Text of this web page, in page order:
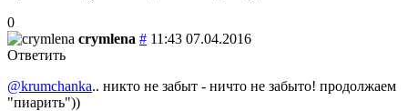
0
crymlena # 11:43 07.04.2016
Ответить
@krumchanka.. никто не забыт - ничто не забыто! продолжаем
"пиарить"))